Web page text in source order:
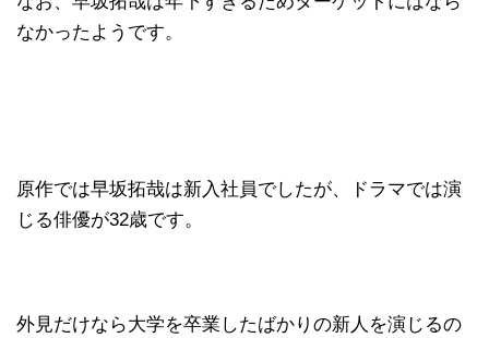
なかったようです。
原作では早坂拓哉は新入社員でしたが、ドラマでは演
じる俳優が32歳です。
外見だけなら大学を卒業したばかりの新人を演じるの